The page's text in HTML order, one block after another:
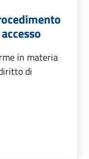
in materia
di